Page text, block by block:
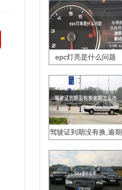
epc灯亮是什么问题
驾驶证到期没有换,逾期